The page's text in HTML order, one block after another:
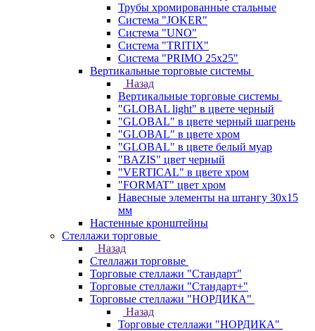
Трубы хромированные стальные
Система "JOKER"
Система "UNO"
Система "TRITIX"
Система "PRIMO 25х25"
Вертикальные торговые системы
Назад
Вертикальные торговые системы
"GLOBAL light" в цвете черный
"GLOBAL" в цвете черный шагрень
"GLOBAL" в цвете хром
"GLOBAL" в цвете белый муар
"BAZIS" цвет черный
"VERTICAL" в цвете хром
"FORMAT" цвет хром
Навесные элементы на штангу 30х15
мм
Настенные кронштейны
Стеллажи торговые
Назад
Стеллажи торговые
Торговые стеллажи "Стандарт"
Торговые стеллажи "Стандарт+"
Торговые стеллажи "НОРДИКА"
Назад
Торговые стеллажи "НОРДИКА"